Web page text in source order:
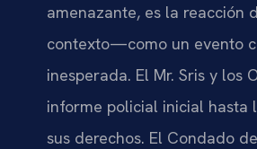
amenazante, es la reacción
contexto—como un evento
inesperada. El Mr. Sris y los
informe policial inicial hasta
sus derechos. El Condado